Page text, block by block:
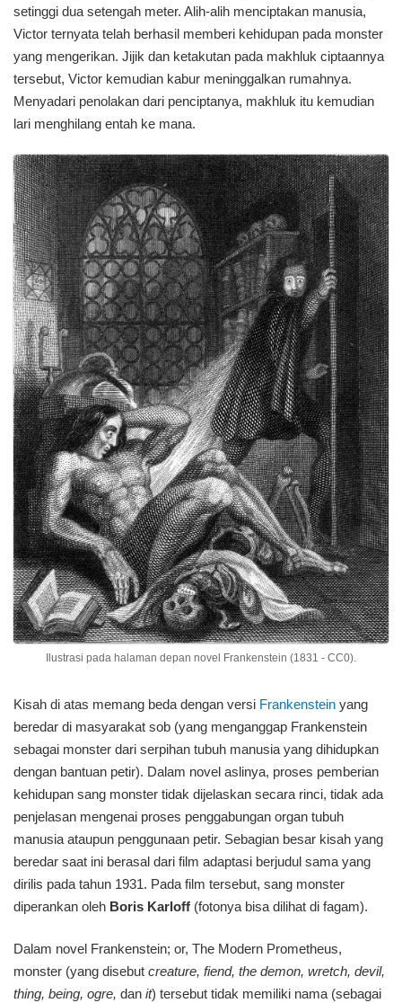
setinggi dua setengah meter. Alih-alih menciptakan manusia,
Victor ternyata telah berhasil memberi kehidupan pada monster
yang mengerikan. Jijik dan ketakutan pada makhluk ciptaannya
tersebut, Victor kemudian kabur meninggalkan rumahnya.
Menyadari penolakan dari penciptanya, makhluk itu kemudian
lari menghilang entah ke mana.
Ilustrasi pada halaman depan novel Frankenstein (1831 - CC0).
Kisah di atas memang beda dengan versi Frankenstein yang
beredar di masyarakat sob (yang menganggap Frankenstein
sebagai monster dari serpihan tubuh manusia yang dihidupkan
dengan bantuan petir). Dalam novel aslinya, proses pemberian
kehidupan sang monster tidak dijelaskan secara rinci, tidak ada
penjelasan mengenai proses penggabungan organ tubuh
manusia ataupun penggunaan petir. Sebagian besar kisah yang
beredar saat ini berasal dari film adaptasi berjudul sama yang
dirilis pada tahun 1931. Pada film tersebut, sang monster
diperankan oleh Boris Karloff (fotonya bisa dilihat di fagam).
Dalam novel Frankenstein; or, The Modern Prometheus,
monster (yang disebut creature, fiend, the demon, wretch, devil,
thing, being, ogre, dan it) tersebut tidak memiliki nama (sebagai